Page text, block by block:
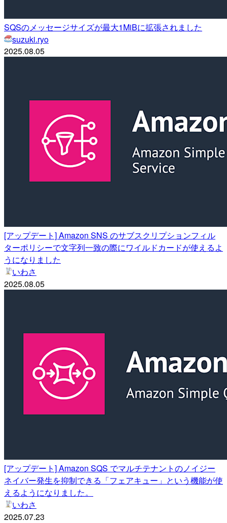
SQSのメッセージサイズが最大1MiBに拡張されました
suzuki.ryo
2025.08.05
[アップデート] Amazon SNS のサブスクリプションフィル
ターポリシーで文字列一致の際にワイルドカードが使えるよ
うになりました
いわさ
2025.08.05
[アップデート] Amazon SQS でマルチテナントのノイジー
ネイバー発生を抑制できる「フェアキュー」という機能が使
えるようになりました。
いわさ
2025.07.23